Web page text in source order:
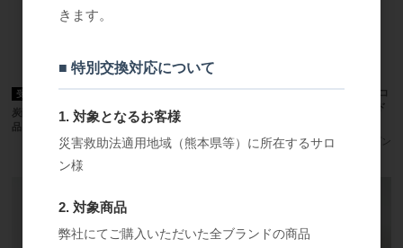
受注発注
炭酸ミストケアプロージョン 専用備
品 一覧
メーカー希望小売価格
6,200円
水交換作業 （スーパーナノライト）（コ
ンパクトナノライト）（オプトライトド
参考上代
オープン
きます。
■ 特別交換対応について
1. 対象となるお客様
災害救助法適用地域（熊本県等）に所在するサロ
ン様
2. 対象商品
弊社にてご購入いただいた全ブランドの商品